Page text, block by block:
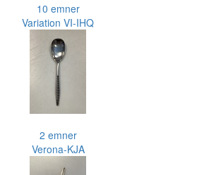
10 emner
Variation VI-IHQ
2 emner
Verona-KJA